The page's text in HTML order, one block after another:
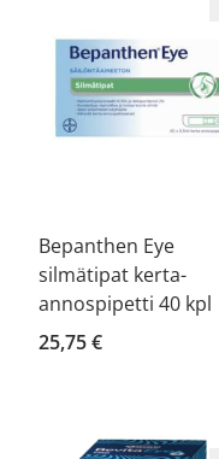
Bepanthen Eye
silmätipat kerta-
annospipetti 40 kpl
25,75 €